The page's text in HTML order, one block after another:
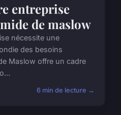
entreprise
de maslow
nécessite une
des besoins
Maslow offre un cadre
6 min de lecture →